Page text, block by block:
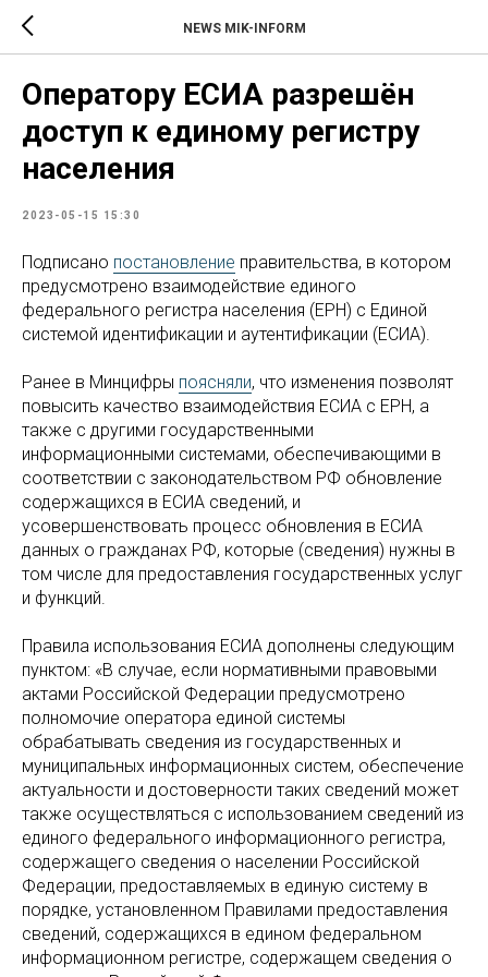
NEWS MIK-INFORM
Оператору ЕСИА разрешён
доступ к единому регистру
населения
2023-05-15 15:30
Подписано постановление правительства, в котором
предусмотрено взаимодействие единого
федерального регистра населения (ЕРН) с Единой
системой идентификации и аутентификации (ЕСИА).
Ранее в Минцифры поясняли, что изменения позволят
повысить качество взаимодействия ЕСИА с ЕРН, а
также с другими государственными
информационными системами, обеспечивающими в
соответствии с законодательством РФ обновление
содержащихся в ЕСИА сведений, и
усовершенствовать процесс обновления в ЕСИА
данных о гражданах РФ, которые (сведения) нужны в
том числе для предоставления государственных услуг
и функций.
Правила использования ЕСИА дополнены следующим
пунктом: «В случае, если нормативными правовыми
актами Российской Федерации предусмотрено
полномочие оператора единой системы
обрабатывать сведения из государственных и
муниципальных информационных систем, обеспечение
актуальности и достоверности таких сведений может
также осуществляться с использованием сведений из
единого федерального информационного регистра,
содержащего сведения о населении Российской
Федерации, предоставляемых в единую систему в
порядке, установленном Правилами предоставления
сведений, содержащихся в едином федеральном
информационном регистре, содержащем сведения о